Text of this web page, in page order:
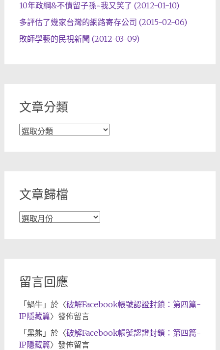
10年政綱&不債留子孫~我又笑了 (2012-01-10)
多評估了幾家台灣的網路寄存公司 (2015-02-06)
敗師學藝的民視新聞 (2012-03-09)
文章分類
文
文章歸檔
文
留言回應
「 蝸牛」於〈破解Facebook帳號認證封鎖：第四篇-
IP隱藏篇〉發佈留言
「 黑熊 」於〈破解Facebook帳號認證封鎖：第四篇-
IP隱藏篇〉發佈留言